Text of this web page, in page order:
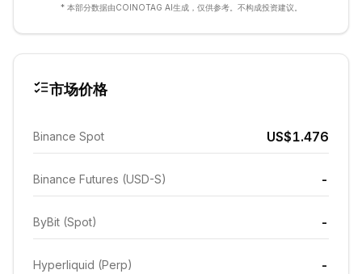
* 本部分数据由COINOTAG AI生成，仅供参考。不构成投资建议。
市场价格
Binance Spot US$1.476
Binance Futures (USD-S) -
ByBit (Spot) -
Hyperliquid (Perp) -